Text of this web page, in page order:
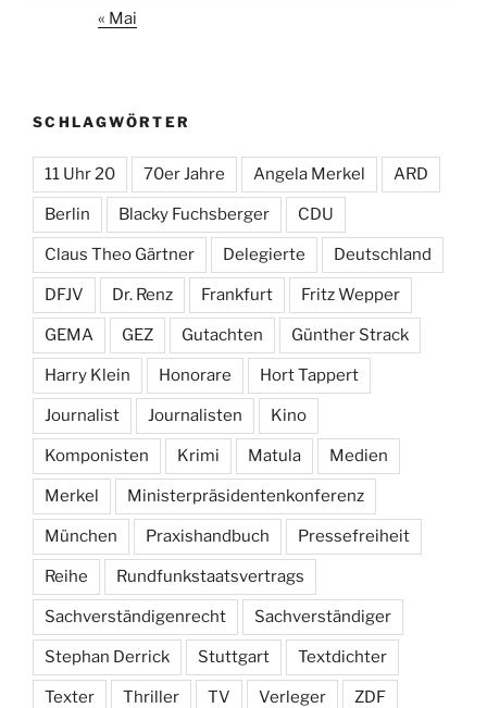
« Mai
SCHLAGWÖRTER
11 Uhr 20 70er Jahre Angela Merkel ARD
Berlin Blacky Fuchsberger CDU
Claus Theo Gärtner Delegierte Deutschland
DFJV Dr. Renz Frankfurt Fritz Wepper
GEMA GEZ Gutachten Günther Strack
Harry Klein Honorare Hort Tappert
Journalist Journalisten Kino
Komponisten Krimi Matula Medien
Merkel Ministerpräsidentenkonferenz
München Praxishandbuch Pressefreiheit
Reihe Rundfunkstaatsvertrags
Sachverständigenrecht Sachverständiger
Stephan Derrick Stuttgart Textdichter
Texter Thriller TV Verleger ZDF